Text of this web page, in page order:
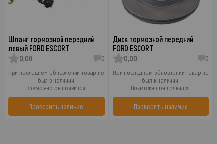
Шланг тормозной передний
левый FORD ESCORT
0,00
0
При последнем обновлении товар не
был в наличии.
Возможно он появился.
Проверить наличие
Диск тормозной передний
FORD ESCORT
0,00
0
При последнем обновлении товар не
был в наличии.
Возможно он появился.
Проверить наличие